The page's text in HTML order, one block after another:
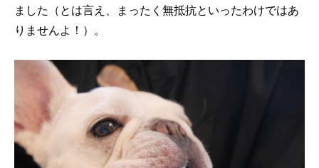
ました（とは言え、まったく無抵抗といったわけではあ
りませんよ！）。